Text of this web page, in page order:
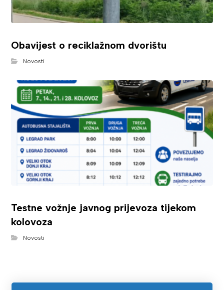
Obavijest o reciklažnom dvorištu
Novosti
Testne vožnje javnog prijevoza tijekom
kolovoza
Novosti